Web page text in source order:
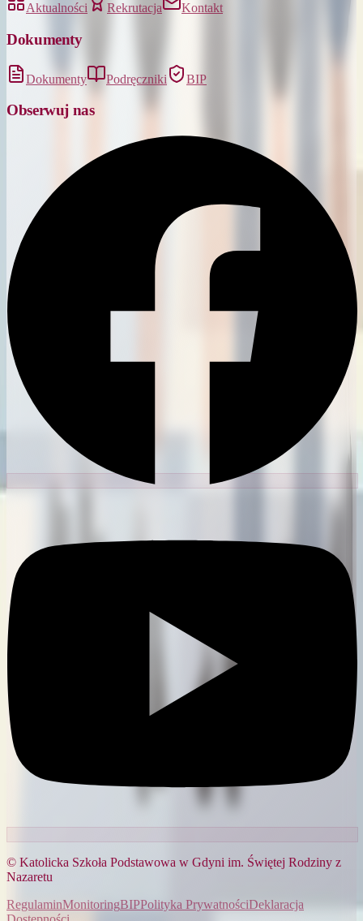
Aktualności Rekrutacja Kontakt
Dokumenty
Dokumenty Podręczniki BIP
Obserwuj nas
© Katolicka Szkoła Podstawowa w Gdyni im. Świętej Rodziny z
Nazaretu
RegulaminMonitoringBIPPolityka PrywatnościDeklaracja